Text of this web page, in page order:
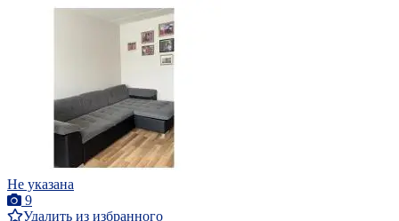
Не указана
9
Удалить из избранного